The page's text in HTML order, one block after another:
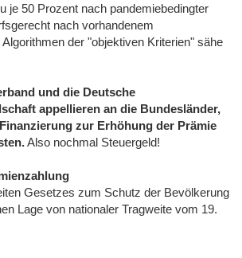
je 50 Prozent nach pandemiebedingter
nach vorhandenem
der "objektiven Kriterien" sähe
und die Deutsche
appellieren an die Bundesländer,
zur Erhöhung der Prämie
Also nochmal Steuergeld!
Gesetzes zum Schutz der Bevölkerung
Lage von nationaler Tragweite vom 19.